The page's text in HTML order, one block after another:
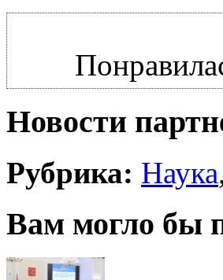
Новости
Рубрика: Наука
Вам могло бы